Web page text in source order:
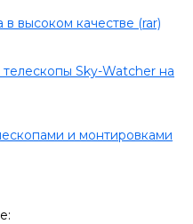
высоком качестве (rar)
Sky-Watcher на
и монтировками